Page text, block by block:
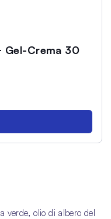
Gel-Crema 30
verde, olio di albero del